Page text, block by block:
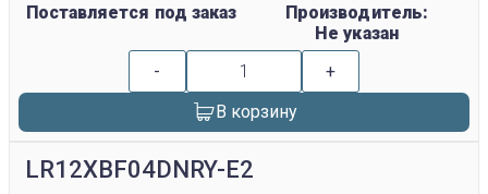
Поставляется под заказ
Производитель:
Не указан
-
+
В корзину
LR12XBF04DNRY-E2